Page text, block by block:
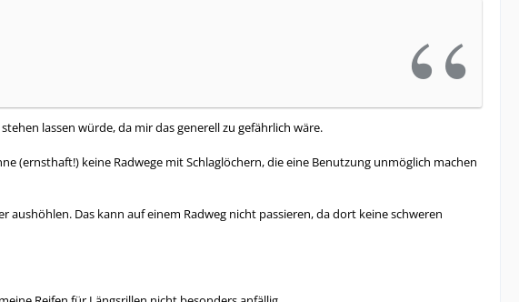
lassen würde, da mir das generell zu gefährlich wäre.
(ernsthaft!) keine Radwege mit Schlaglöchern, die eine Benutzung unmöglich machen
Das kann auf einem Radweg nicht passieren, da dort keine schweren